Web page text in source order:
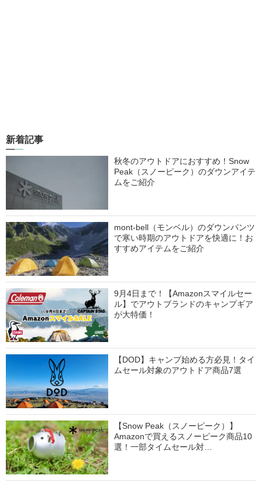
新着記事
秋冬のアウトドアにおすすめ！Snow
Peak（スノーピーク）のダウンアイテ
ムをご紹介
mont-bell（モンベル）のダウンパンツ
で寒い時期のアウトドアを快適に！お
すすめアイテムをご紹介
9月4日まで！【Amazonスマイルセー
ル】でアウトブランドのキャンプギア
が大特価！
【DOD】キャンプ始める方必見！タイ
ムセール対象のアウトドア商品7選
【Snow Peak（スノーピーク）】
Amazonで買えるスノーピーク商品10
選！一部タイムセール対…